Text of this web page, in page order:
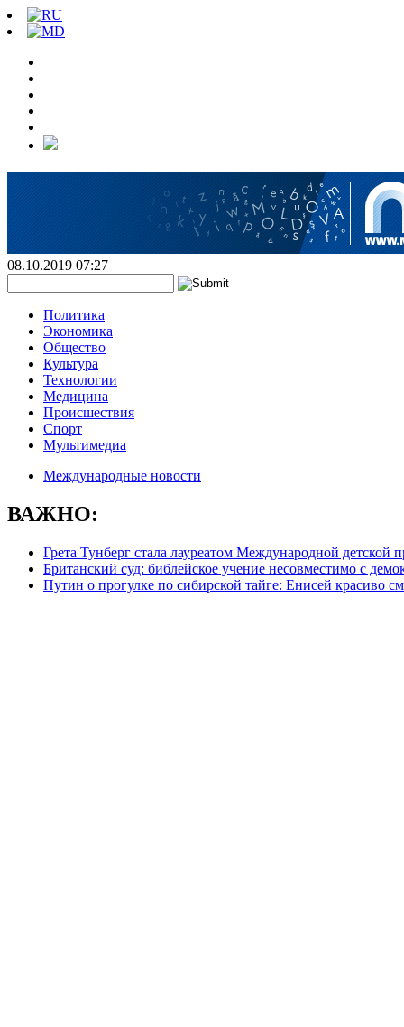
08.10.2019 07:27
Политика
Экономика
Общество
Культура
Технологии
Медицина
Происшествия
Спорт
Мультимедиа
Международные новости
ВАЖНО:
Грета Тунберг стала лауреатом Международной детской
Британский суд: библейское учение несовместимо с
Путин о прогулке по сибирской тайге: Енисей красиво